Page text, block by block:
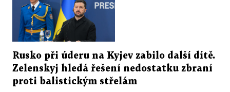
Rusko při úderu na Kyjev zabilo další dítě.
Zelenskyj hledá řešení nedostatku zbraní
proti balistickým střelám